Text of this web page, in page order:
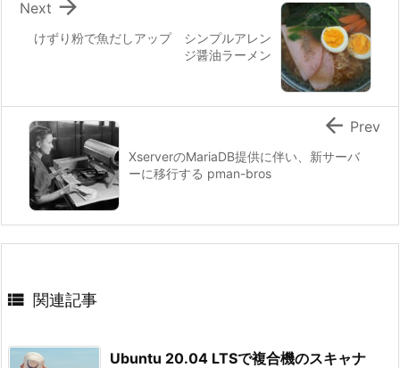
けずり粉で魚だしアップ シンプルアレン
ジ醤油ラーメン

Next
XserverのMariaDB提供に伴い、新サーバ
ーに移行する pman-bros
 Prev
 関連記事
Ubuntu 20.04 LTSで複合機のスキャナ